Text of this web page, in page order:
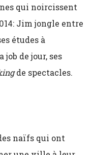
qui noircissent
Jim jongle entre
études à
job de jour, ses
de spectacles.
naïfs qui ont